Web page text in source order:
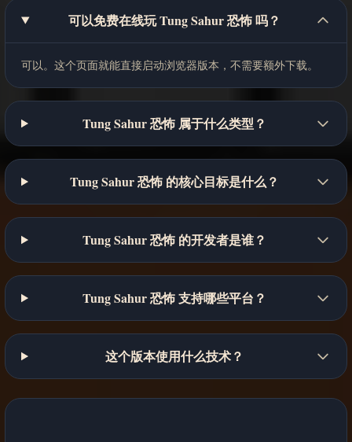
可以免费在线玩 Tung Sahur 恐怖 吗？
可以。这个页面就能直接启动浏览器版本，不需要额外下载。
Tung Sahur 恐怖 属于什么类型？
Tung Sahur 恐怖 的核心目标是什么？
Tung Sahur 恐怖 的开发者是谁？
Tung Sahur 恐怖 支持哪些平台？
这个版本使用什么技术？